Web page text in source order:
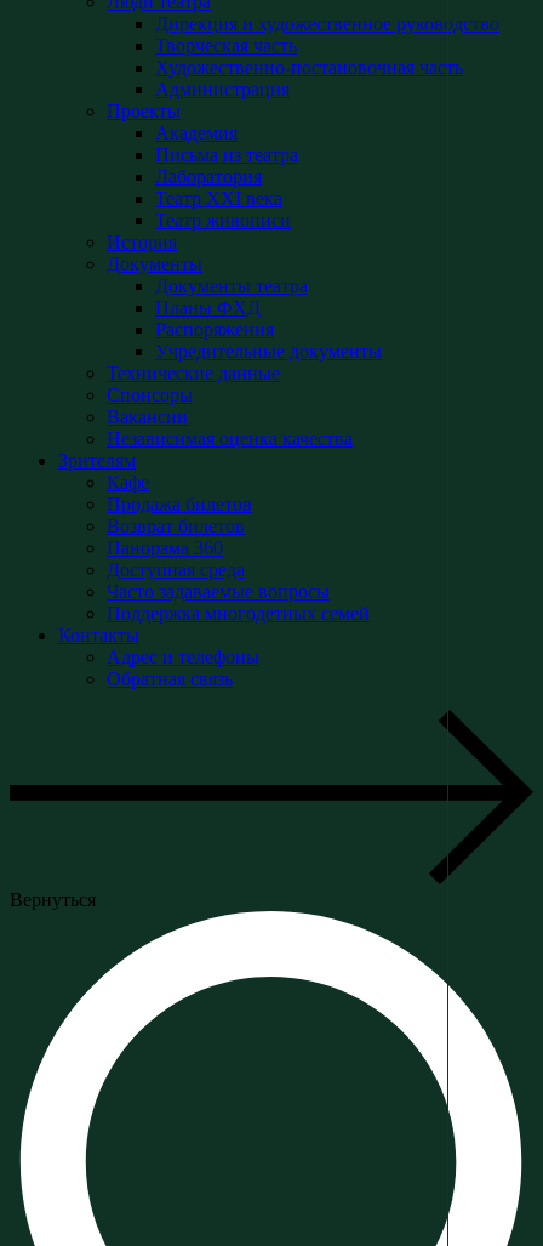
Дирекция и художественное руководство
Творческая часть
Художественно-постановочная часть
Администрация
Проекты
Академия
Письма из театра
Лаборатория
Театр XXI века
Театр живописи
История
Документы
Документы театра
Планы ФХД
Распоряжения
Учредительные документы
Технические данные
Спонсоры
Вакансии
Независимая оценка качества
Зрителям
Кафе
Продажа билетов
Возврат билетов
Панорама 360
Доступная среда
Часто задаваемые вопросы
Поддержка многодетных семей
Контакты
Адрес и телефоны
Обратная связь
Вернуться